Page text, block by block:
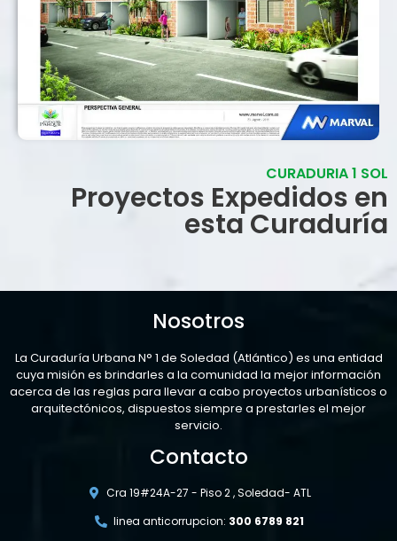
CURADURIA 1 SOL
Proyectos Expedidos en
esta Curaduría
Nosotros
La Curaduría Urbana N° 1 de Soledad (Atlántico) es una entidad
cuya misión es brindarles a la comunidad la mejor información
acerca de las reglas para llevar a cabo proyectos urbanísticos o
arquitectónicos, dispuestos siempre a prestarles el mejor
servicio.
Contacto
Cra 19#24A-27 - Piso 2 , Soledad- ATL
linea anticorrupcion: 300 6789 821